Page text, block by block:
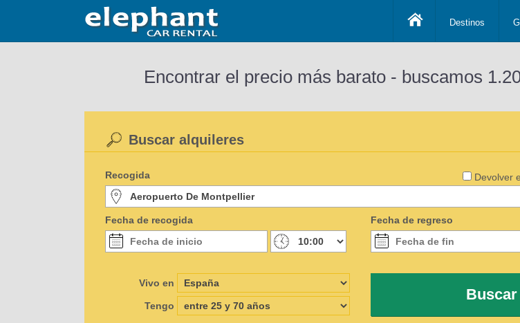
Destinos
Encontrar el precio más barato - buscamos
Devolver
Buscar alquileres
Recogida
Fecha de recogida Fecha de regreso
Vivo en
Tengo
Buscar